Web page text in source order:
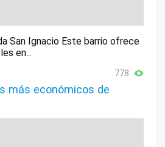
San Ignacio Este barrio ofrece
en...
778
más económicos de